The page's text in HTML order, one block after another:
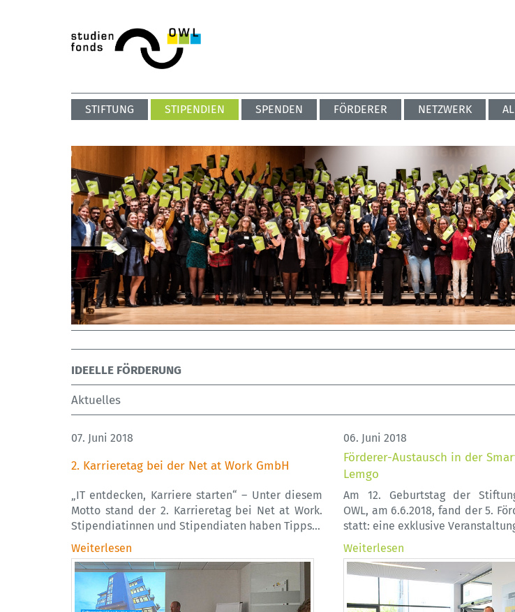
STIFTUNG STIPENDIEN SPENDEN FÖRDERER NETZWERK
IDEELLE FÖRDERUNG
Aktuelles
07. Juni 2018
2. Karrieretag bei der Net at Work GmbH
„IT entdecken, Karriere starten“ – Unter diesem
Motto stand der 2. Karrieretag bei Net at Work.
Stipendiatinnen und Stipendiaten haben Tipps…
Weiterlesen
06. Juni 2018
Förderer-Austausch in der
Lemgo
Am 12. Geburtstag der
OWL, am 6.6.2018, fand der 5.
statt: eine exklusive
Weiterlesen